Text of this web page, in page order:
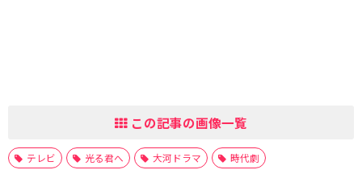
この記事の画像一覧
テレビ 光る君へ 大河ドラマ 時代劇